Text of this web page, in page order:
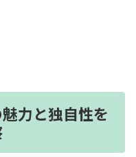
力と独自性を